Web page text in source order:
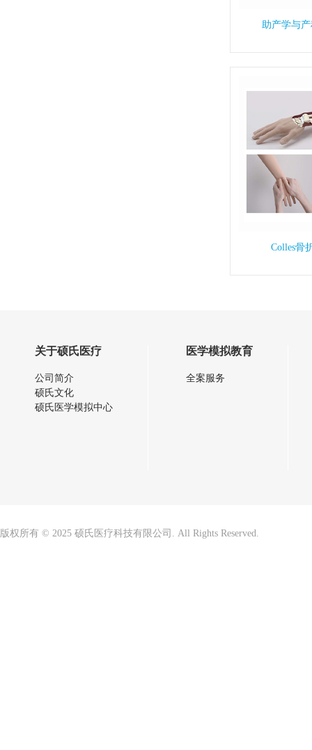
助产学与
Colles骨
关于硕氏医疗
公司简介
硕氏文化
硕氏医学模拟中心
医学模拟教育
全案服务
版权所有 © 2025 硕氏医疗科技有限公司. All Rights Reserved.